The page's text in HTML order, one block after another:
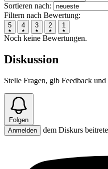
Sortieren nach:
Filtern nach Bewertung:
5 4 3 2 1
Noch keine Bewertungen.
Diskussion
Stelle Fragen, gib Feedback
Folgen
Anmelden
dem Diskurs